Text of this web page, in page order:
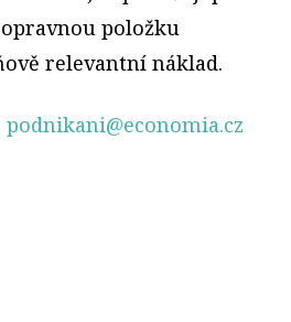
položku
relevantní náklad.
podnikani@economia.cz